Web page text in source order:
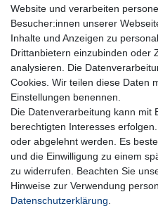
E-MAIL **
Newsletter
Honig
Hiermit bestätige ich, dass ich die
Impressum
Website und verarbeiten
Besucher:innen unserer
Inhalte und Anzeigen zu
Drittanbietern einzubinden oder
analysieren. Die
Cookies. Wir teilen diese Daten
Einstellungen benennen.
Die Datenverarbeitung kann mit
berechtigten Interesses
oder abgelehnt werden. Es
und die Einwilligung zu einem
zu widerrufen. Beachten Sie
Hinweise zur Verwendung
Daten­schutz­erklärung